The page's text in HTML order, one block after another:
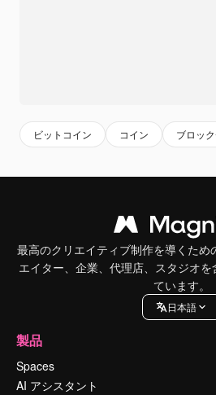
ビットコイン コイン ブロッ
最高のクリエイティブ制作を導くため
エイター、企業、代理店、スタジオ
ています。
日本語
製品
Spaces
AI アシスタント